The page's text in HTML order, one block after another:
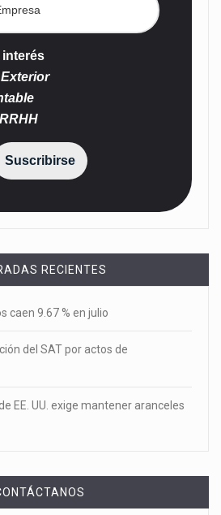
interés
Suscribirse
RECIENTES
caen 9.67 % en julio
del SAT por actos de
EE. UU. exige mantener aranceles